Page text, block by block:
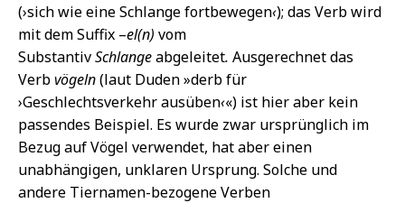
(›sich wie eine Schlange fortbewegen‹); das Verb wird
mit dem Suffix –el(n) vom
SubstantivSchlangeabgeleitet. Ausgerechnet das
Verbvögeln(laut Duden »derb für
›Geschlechtsverkehr ausüben‹«) ist hier aber kein
passendes Beispiel. Es wurde zwar ursprünglich im
Bezug auf Vögel verwendet, hat aber einen
unabhängigen, unklaren Ursprung. Solche und
andere Tiernamen-bezogene Verben